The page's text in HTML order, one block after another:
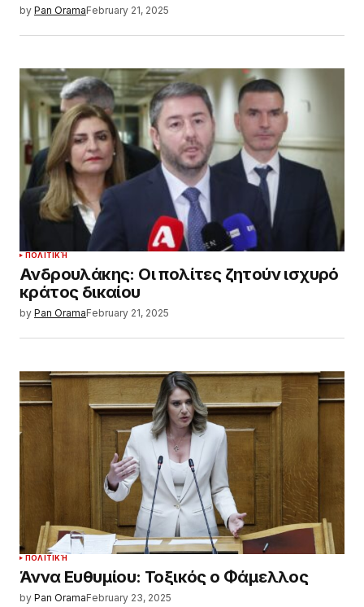
by Pan OramaFebruary 21, 2025
ΠΟΛΙΤΙΚΉ
Ανδρουλάκης: Οι πολίτες ζητούν ισχυρό
κράτος δικαίου
by Pan OramaFebruary 21, 2025
ΠΟΛΙΤΙΚΉ
Άννα Ευθυμίου: Τοξικός ο Φάμελλος
by Pan OramaFebruary 23, 2025